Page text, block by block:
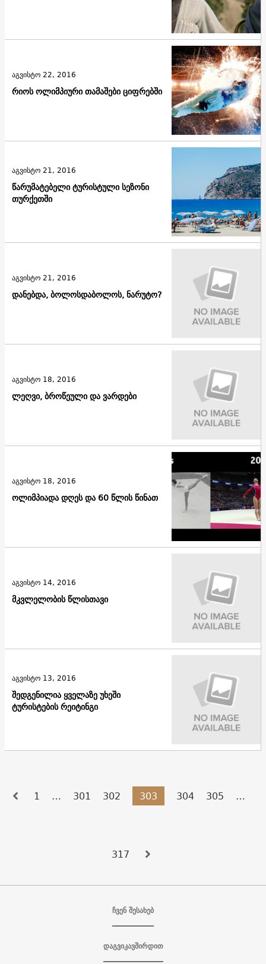
რიოს ოლიმპიური თამაშები ციფრებში
აგვისტო 22, 2016
წარუმატებელი ტურისტული სეზონი
თურქეთში
აგვისტო 21, 2016
დანებდა, ბოლოსდაბოლოს, ნარუტო?
აგვისტო 21, 2016
ლეღვი, ბროწეული და ვარდები
აგვისტო 18, 2016
ოლიმპიადა დღეს და 60 წლის წინათ
აგვისტო 18, 2016
მკვლელობის წლისთავი
აგვისტო 14, 2016
შედგენილია ყველაზე უხეში
ტურისტების რეიტინგი
აგვისტო 13, 2016
1 … 301 302 303 304 305 …
317
ჩვენ შესახებ
დაგვიკავშირდით